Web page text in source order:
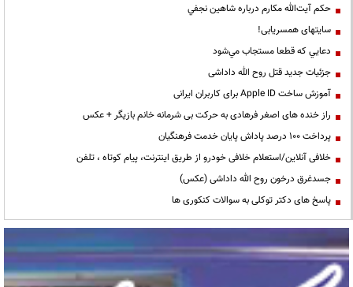
حكم آيت‌الله مكارم درباره شاهين نجفي
سایتهای همسریابی!
دعايي كه قطعا مستجاب مي‌شود
جزئیات جدید قتل روح الله داداشی
آموزش ساخت Apple ID برای کاربران ایرانی
راز خنده های اصغر فرهادی به حرکت بی شرمانه خانم بازیگر + عکس
پرداخت ۱۰۰ درصد پاداش پایان خدمت فرهنگیان
خلافی آنلاین/استعلام خلافی خودرو از طریق اینترنت، پیام کوتاه ، تلفن
جسدغرق درخون روح الله داداشی (عکس)
پاسخ های دکتر توکلی به سوالات کنکوری ها